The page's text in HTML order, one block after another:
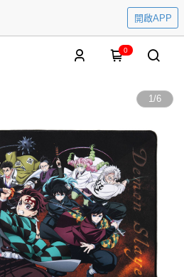
開啟APP
0
1/6